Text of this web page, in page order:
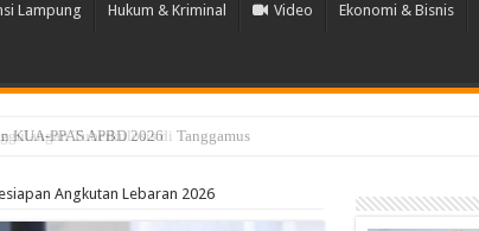
Lampung Hukum & Kriminal Video Ekonomi & Bisnis
Tuberkulosis di Tanggamus
Angkutan Lebaran 2026